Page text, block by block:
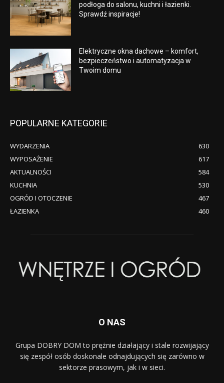
podłoga do salonu, kuchni i łazienki.
Sprawdź inspiracje!
Elektryczne okna dachowe – komfort,
bezpieczeństwo i automatyzacja w
Twoim domu
POPULARNE KATEGORIE
WYDARZENIA
630
WYPOSAŻENIE
617
AKTUALNOŚCI
584
KUCHNIA
530
OGRÓD I OTOCZENIE
467
ŁAZIENKA
460
O NAS
Grupa DOBRY DOM to prężnie działający i stale rozwijający
się zespół osób doskonale odnajdujących się zarówno w
sektorze prasowym, jak i w sieci.